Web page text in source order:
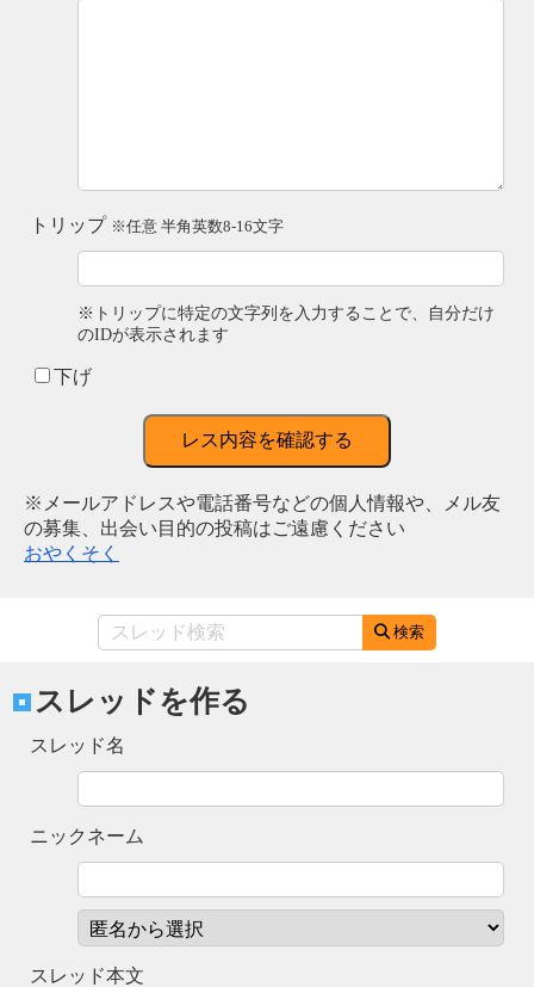
トリップ ※任意 半角英数8-16文字
※トリップに特定の文字列を入力することで、自分だけ
のIDが表示されます
下げ
レス内容を確認する
※メールアドレスや電話番号などの個人情報や、メル友
の募集、出会い目的の投稿はご遠慮ください
おやくそく
検索
スレッドを作る
スレッド名
ニックネーム
スレッド本文